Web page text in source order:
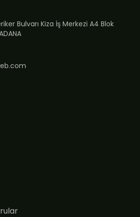
Bulvarı Kiza İş Merkezi A4 Blok